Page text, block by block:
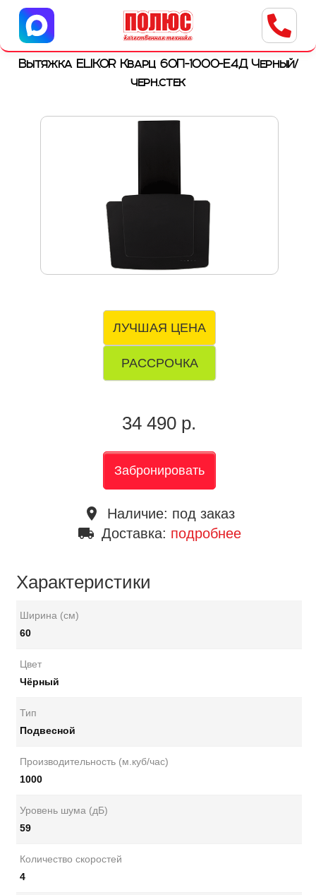
Центр бытовой техники
г. Ульяновск, ул. Пушкарева, 8a
Вытяжка ELIKOR Кварц 60П-1000-Е4Д Черный/
черн.стек
ЛУЧШАЯ ЦЕНА
РАССРОЧКА
34 490 р.
Забронировать
place Наличие: под заказ
local_shipping Доставка: подробнее
Характеристики
Ширина (см)
60
Цвет
Чёрный
Тип
Подвесной
Производительность (м.куб/час)
1000
Уровень шума (дБ)
59
Количество скоростей
4